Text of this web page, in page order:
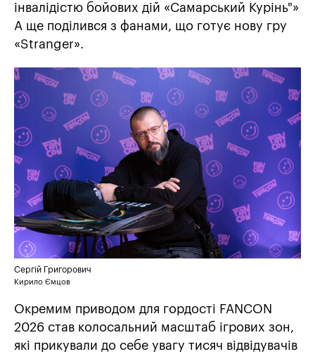
інвалідістю бойових дій «Самарський Курінь"»
А ще поділився з фанами, що готує нову гру
«Stranger».
Сергій Григорович
Кирило Ємцов
Окремим приводом для гордості FANCON
2026 став колосальний масштаб ігрових зон,
які прикували до себе увагу тисяч відвідувачів